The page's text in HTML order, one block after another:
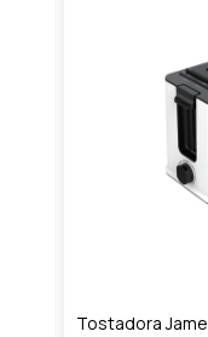
Tostadora